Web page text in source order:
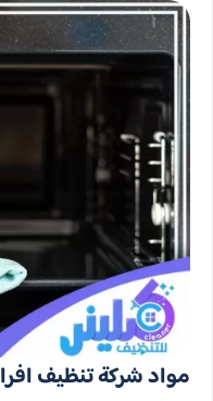
مواد شركة تنظيف